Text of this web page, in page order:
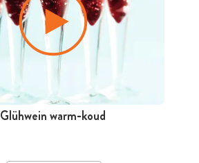
Glühwein warm-koud